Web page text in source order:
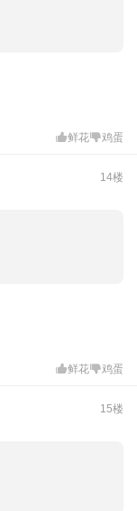
鲜花 鸡蛋
14楼
鲜花 鸡蛋
15楼